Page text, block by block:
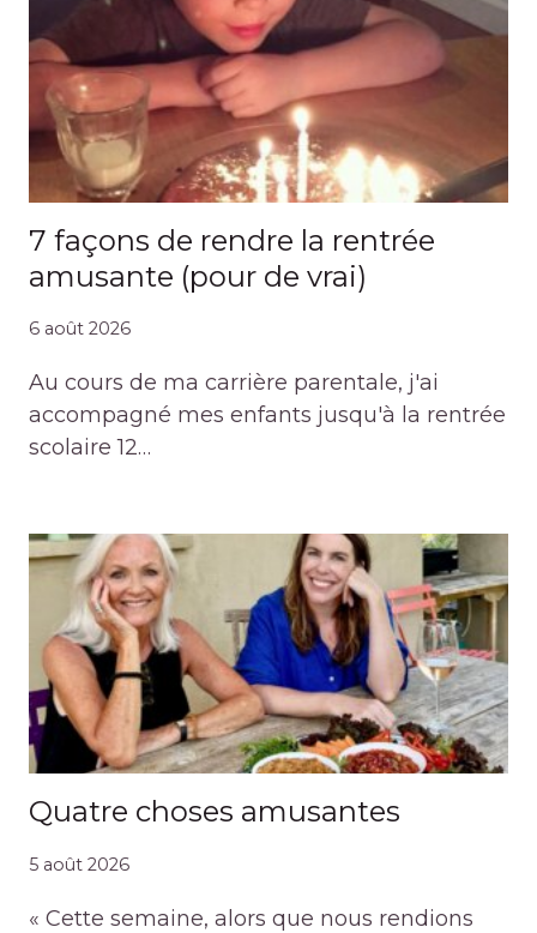
7 façons de rendre la rentrée
amusante (pour de vrai)
6 août 2026
Au cours de ma carrière parentale, j'ai
accompagné mes enfants jusqu'à la rentrée
scolaire 12…
Quatre choses amusantes
5 août 2026
« Cette semaine, alors que nous rendions